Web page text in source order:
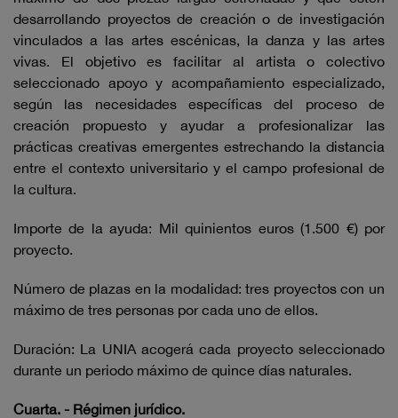
desarrollando proyectos de creación o de investigación
vinculados a las artes escénicas, la danza y las artes
vivas. El objetivo es facilitar al artista o colectivo
seleccionado apoyo y acompañamiento especializado,
según las necesidades específicas del proceso de
creación propuesto y ayudar a profesionalizar las
prácticas creativas emergentes estrechando la distancia
entre el contexto universitario y el campo profesional de
la cultura.
Importe de la ayuda: Mil quinientos euros (1.500 €) por
proyecto.
Número de plazas en la modalidad: tres proyectos con un
máximo de tres personas por cada uno de ellos.
Duración: La UNIA acogerá cada proyecto seleccionado
durante un periodo máximo de quince días naturales.
Cuarta. - Régimen jurídico.